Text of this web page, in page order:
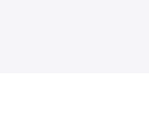
din order
faller till 54